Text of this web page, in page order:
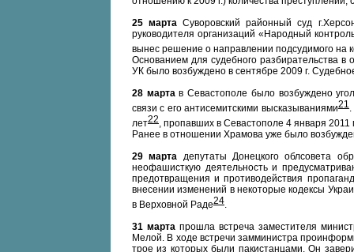
25 мартаСуворовский районный суд
руководителя организаций «Народный
вынес решение о направлении подсудимого на
Основанием для судебного разбирательства в
УК было возбуждено в сентябре 2009 г.
28 мартав Севастополе было возбуждено
связи с его антисемитскими высказываниями21.
лет22, пропавших в Севастополе 4 января
Ранее в отношении Храмова уже было
29 марта депутаты Донецкого облсовета
неофашисткую деятельность и
предотвращения и противодействия
внесении изменений в некоторые кодексы
в Верховной Раде24.
31 марта прошла встреча заместителя
Мелой. В ходе встречи замминистра
трое из которых были пакистанцами. Он